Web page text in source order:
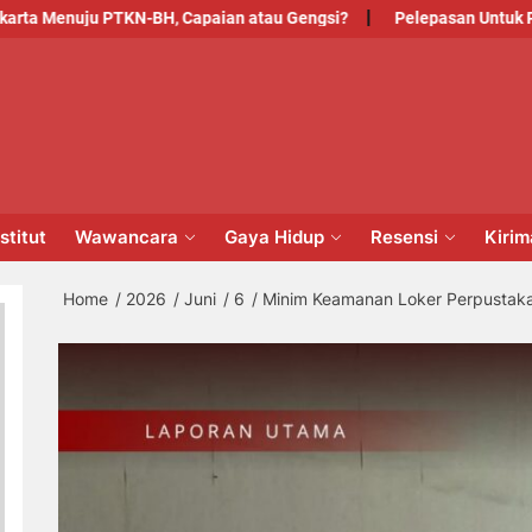
PTKN-BH, Capaian atau Gengsi? Pelepasan Untuk
Wawancara Gaya Hidup Resensi
Home 2026 Juni 6 Minim Keamanan Loker